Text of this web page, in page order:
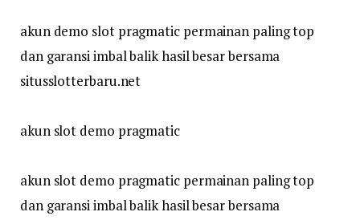
akun demo slot pragmatic permainan paling top
dan garansi imbal balik hasil besar bersama
situsslotterbaru.net
akun slot demo pragmatic
akun slot demo pragmatic permainan paling top
dan garansi imbal balik hasil besar bersama